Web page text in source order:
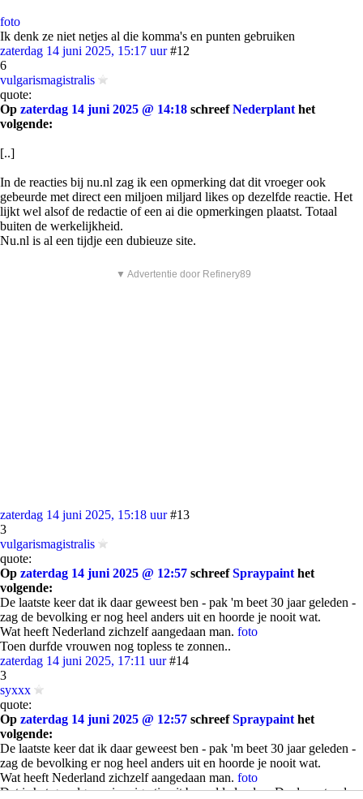
foto
Ik denk ze niet netjes al die komma's en punten gebruiken
zaterdag 14 juni 2025, 15:17 uur #12
6
vulgarismagistralis
quote:
Op zaterdag 14 juni 2025 @ 14:18 schreefNederplant het
volgende:
[..]
In de reacties bij nu.nl zag ik een opmerking dat dit vroeger ook
gebeurde met direct een miljoen miljard likes op dezelfde reactie. Het
lijkt wel alsof de redactie of een ai die opmerkingen plaatst. Totaal
buiten de werkelijkheid.
Nu.nl is al een tijdje een dubieuze site.
▼ Advertentie door Refinery89
zaterdag 14 juni 2025, 15:18 uur #13
3
vulgarismagistralis
quote:
Op zaterdag 14 juni 2025 @ 12:57 schreefSpraypaint het
volgende:
De laatste keer dat ik daar geweest ben - pak 'm beet 30 jaar geleden -
zag de bevolking er nog heel anders uit en hoorde je nooit wat.
Wat heeft Nederland zichzelf aangedaan man. foto
Toen durfde vrouwen nog topless te zonnen..
zaterdag 14 juni 2025, 17:11 uur #14
3
syxxx
quote:
Op zaterdag 14 juni 2025 @ 12:57 schreefSpraypaint het
volgende:
De laatste keer dat ik daar geweest ben - pak 'm beet 30 jaar geleden -
zag de bevolking er nog heel anders uit en hoorde je nooit wat.
Wat heeft Nederland zichzelf aangedaan man. foto
Dat is het gevolg van immigratie uit bepaalde landen. De deur stond en